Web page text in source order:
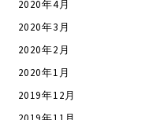
2020年4月
2020年3月
2020年2月
2020年1月
2019年12月